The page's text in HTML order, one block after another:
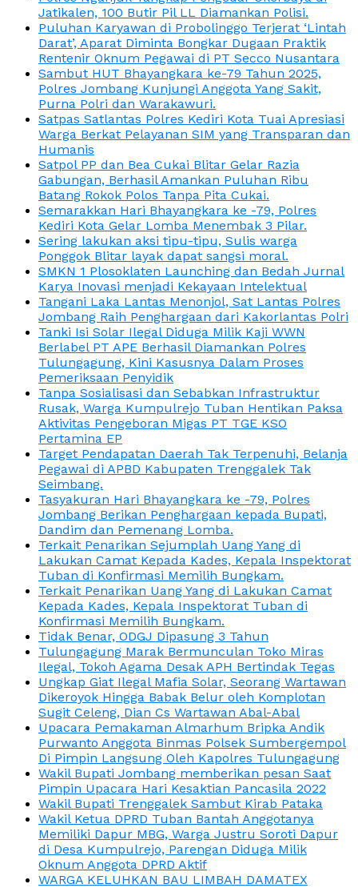
Jatikalen, 100 Butir Pil LL Diamankan Polisi.
Puluhan Karyawan di Probolinggo Terjerat ‘Lintah
Darat’, Aparat Diminta Bongkar Dugaan Praktik
Rentenir Oknum Pegawai di PT Secco Nusantara
Sambut HUT Bhayangkara ke-79 Tahun 2025,
Polres Jombang Kunjungi Anggota Yang Sakit,
Purna Polri dan Warakawuri.
Satpas Satlantas Polres Kediri Kota Tuai Apresiasi
Warga Berkat Pelayanan SIM yang Transparan dan
Humanis
Satpol PP dan Bea Cukai Blitar Gelar Razia
Gabungan, Berhasil Amankan Puluhan Ribu
Batang Rokok Polos Tanpa Pita Cukai.
Semarakkan Hari Bhayangkara ke -79, Polres
Kediri Kota Gelar Lomba Menembak 3 Pilar.
Sering lakukan aksi tipu-tipu, Sulis warga
Ponggok Blitar layak dapat sangsi moral.
SMKN 1 Plosoklaten Launching dan Bedah Jurnal
Karya Inovasi menjadi Kekayaan Intelektual
Tangani Laka Lantas Menonjol, Sat Lantas Polres
Jombang Raih Penghargaan dari Kakorlantas Polri
Tanki Isi Solar Ilegal Diduga Milik Kaji WWN
Berlabel PT APE Berhasil Diamankan Polres
Tulungagung, Kini Kasusnya Dalam Proses
Pemeriksaan Penyidik
Tanpa Sosialisasi dan Sebabkan Infrastruktur
Rusak, Warga Kumpulrejo Tuban Hentikan Paksa
Aktivitas Pengeboran Migas PT TGE KSO
Pertamina EP
Target Pendapatan Daerah Tak Terpenuhi, Belanja
Pegawai di APBD Kabupaten Trenggalek Tak
Seimbang.
Tasyakuran Hari Bhayangkara ke -79, Polres
Jombang Berikan Penghargaan kepada Bupati,
Dandim dan Pemenang Lomba.
Terkait Penarikan Sejumplah Uang Yang di
Lakukan Camat Kepada Kades, Kepala Inspektorat
Tuban di Konfirmasi Memilih Bungkam.
Terkait Penarikan Uang Yang di Lakukan Camat
Kepada Kades, Kepala Inspektorat Tuban di
Konfirmasi Memilih Bungkam.
Tidak Benar, ODGJ Dipasung 3 Tahun
Tulungagung Marak Bermunculan Toko Miras
Ilegal, Tokoh Agama Desak APH Bertindak Tegas
Ungkap Giat Ilegal Mafia Solar, Seorang Wartawan
Dikeroyok Hingga Babak Belur oleh Komplotan
Sugit Celeng, Dian Cs Wartawan Abal-Abal
Upacara Pemakaman Almarhum Bripka Andik
Purwanto Anggota Binmas Polsek Sumbergempol
Di Pimpin Langsung Oleh Kapolres Tulungagung
Wakil Bupati Jombang memberikan pesan Saat
Pimpin Upacara Hari Kesaktian Pancasila 2022
Wakil Bupati Trenggalek Sambut Kirab Pataka
Wakil Ketua DPRD Tuban Bantah Anggotanya
Memiliki Dapur MBG, Warga Justru Soroti Dapur
di Desa Kumpulrejo, Parengan Diduga Milik
Oknum Anggota DPRD Aktif
WARGA KELUHKAN BAU LIMBAH DAMATEX